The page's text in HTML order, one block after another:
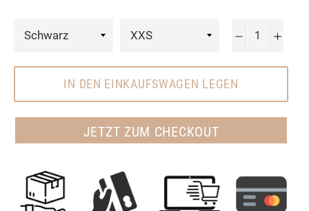
− +
IN DEN EINKAUFSWAGEN LEGEN
JETZT ZUM CHECKOUT